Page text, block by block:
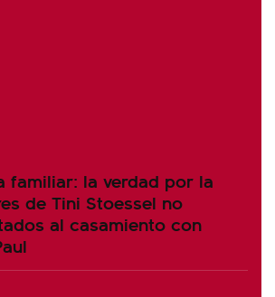
familiar: la verdad por la
de Tini Stoessel no
al casamiento con